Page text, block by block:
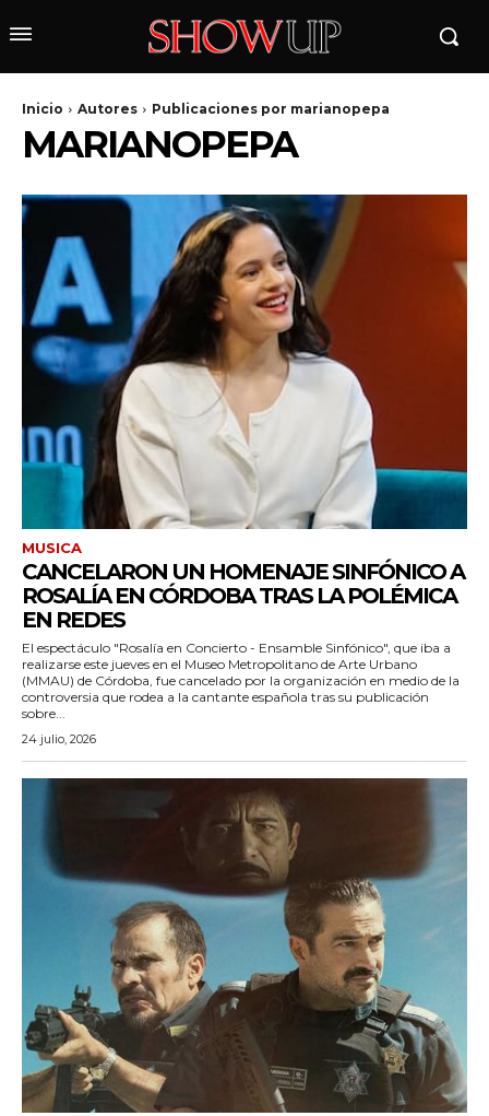
Inicio Autores Publicaciones por marianopepa
MARIANOPEPA
MUSICA
CANCELARON UN HOMENAJE SINFÓNICO A
ROSALÍA EN CÓRDOBA TRAS LA POLÉMICA
EN REDES
El espectáculo "Rosalía en Concierto - Ensamble Sinfónico", que iba a
realizarse este jueves en el Museo Metropolitano de Arte Urbano
(MMAU) de Córdoba, fue cancelado por la organización en medio de la
controversia que rodea a la cantante española tras su publicación
sobre...
24 julio, 2026